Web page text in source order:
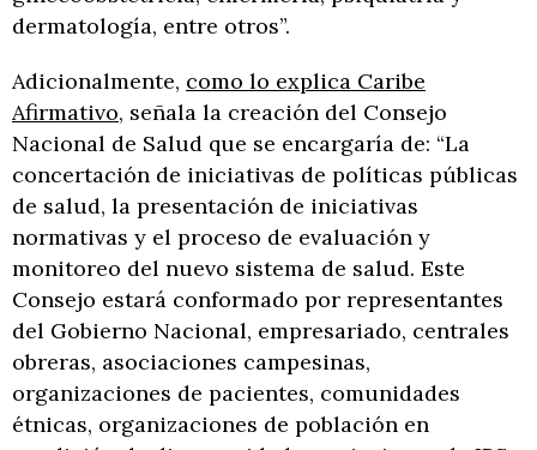
dermatología, entre otros”.
Adicionalmente, como lo explica Caribe
Afirmativo, señala la creación del Consejo
Nacional de Salud que se encargaría de: “La
concertación de iniciativas de políticas públicas
de salud, la presentación de iniciativas
normativas y el proceso de evaluación y
monitoreo del nuevo sistema de salud. Este
Consejo estará conformado por representantes
del Gobierno Nacional, empresariado, centrales
obreras, asociaciones campesinas,
organizaciones de pacientes, comunidades
étnicas, organizaciones de población en